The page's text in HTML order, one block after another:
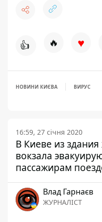
👍 🔥 ♥
НОВИНИ КИЄВА ВИРУС
16:59, 27 січня 2020
В Киеве из
вокзала
пассажирам
Влад Гарнаєв
ЖУРНАЛІСТ